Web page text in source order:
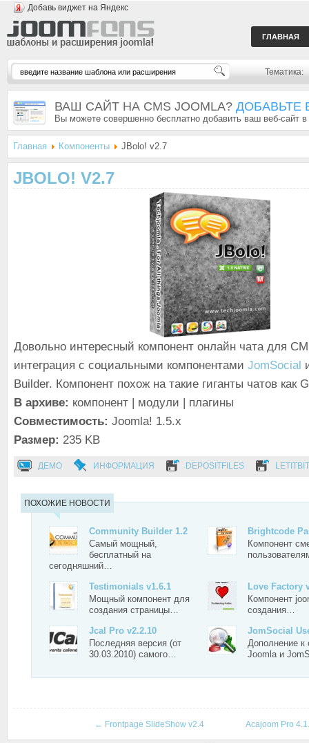
Добавь виджет на Яндекс
ГЛАВНАЯ
Тематика:
ВАШ САЙТ НА CMS JOOMLA? ДОБАВЬТЕ
Вы можете совершенно бесплатно добавить ваш веб-сайт
Главная Компоненты JBolo! v2.7
JBOLO! V2.7
Довольно интересный компонент онлайн чата для
интеграция с социальными компонентами JomSocial
Builder. Компонент похож на такие гиганты чатов как
В архиве: компонент | модули | плагины
Совместимость: Joomla! 1.5.x
Размер: 235 KB
ДЕМО ИНФОРМАЦИЯ DEPOSITFILES LETITBIT
ПОХОЖИЕ НОВОСТИ
Community Builder 1.2
Самый мощный,
бесплатный на
сегодняшний…
Brightcode
Компонент
Testimonials v1.6.1
Мощный компонент для
создания страницы…
Love Factory
Компонент
создания…
Jcal Pro v2.2.10
Последняя версия (от
30.03.2010) самого…
JomSocial
Дополнение к
Joomla и
← Frontpage SlideShow v2.4 Acajoom Pro